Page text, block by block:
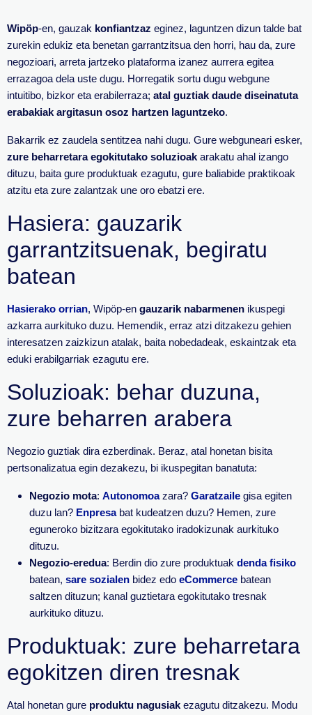
Wipöp-en, gauzak konfiantzaz eginez, laguntzen dizun talde bat
zurekin edukiz eta benetan garrantzitsua den horri, hau da, zure
negozioari, arreta jartzeko plataforma izanez aurrera egitea
errazagoa dela uste dugu. Horregatik sortu dugu webgune
intuitibo, bizkor eta erabilerraza; atal guztiak daude diseinatuta
erabakiak argitasun osoz hartzen laguntzeko.
Bakarrik ez zaudela sentitzea nahi dugu. Gure webguneari esker,
zure beharretara egokitutako soluzioak arakatu ahal izango
dituzu, baita gure produktuak ezagutu, gure baliabide praktikoak
atzitu eta zure zalantzak une oro ebatzi ere.
Hasiera: gauzarik
garrantzitsuenak, begiratu
batean
Hasierako orrian, Wipöp-en gauzarik nabarmenen ikuspegi
azkarra aurkituko duzu. Hemendik, erraz atzi ditzakezu gehien
interesatzen zaizkizun atalak, baita nobedadeak, eskaintzak eta
eduki erabilgarriak ezagutu ere.
Soluzioak: behar duzuna,
zure beharren arabera
Negozio guztiak dira ezberdinak. Beraz, atal honetan bisita
pertsonalizatua egin dezakezu, bi ikuspegitan banatuta:
Negozio mota: Autonomoazara? Garatzaile gisa egiten
duzu lan? Enpresabat kudeatzen duzu? Hemen, zure
eguneroko bizitzara egokitutako iradokizunak aurkituko
dituzu.
Negozio-eredua: Berdin dio zure produktuak denda fisiko
batean, sare sozialen bidez edo eCommerce batean
saltzen dituzun; kanal guztietara egokitutako tresnak
aurkituko dituzu.
Produktuak: zure beharretara
egokitzen diren tresnak
Atal honetan gure produktu nagusiak ezagutu ditzakezu. Modu